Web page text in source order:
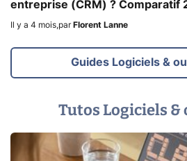
entreprise (CRM) ? Comparatif
Il y a 4 mois,par Florent Lanne
Guides Logiciels &
Tutos Logiciels &